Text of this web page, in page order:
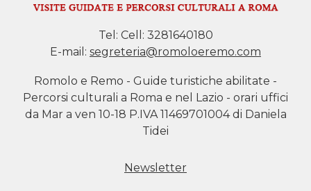
Tel: Cell: 3281640180
E-mail: segreteria@romoloeremo.com
Romolo e Remo - Guide turistiche abilitate -
Percorsi culturali a Roma e nel Lazio - orari uffici
da Mar a ven 10-18 P.IVA 11469701004 di Daniela
Tidei
Newsletter